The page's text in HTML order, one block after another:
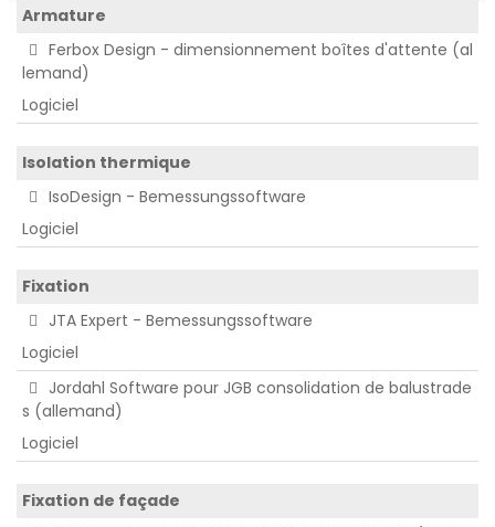
Armature
Ferbox Design - dimensionnement boîtes d'attente (al
lemand)
Logiciel
Isolation thermique
IsoDesign - Bemessungssoftware
Logiciel
Fixation
JTA Expert - Bemessungssoftware
Logiciel
Jordahl Software pour JGB consolidation de balustrade
s (allemand)
Logiciel
Fixation de façade